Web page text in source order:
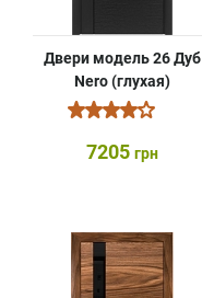
Двери модель 26 Дуб
Nero (глухая)
7205 грн